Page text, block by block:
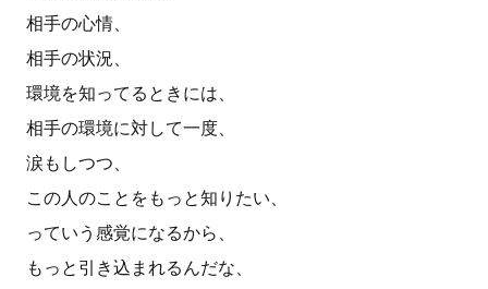
相手の心情、
相手の状況、
環境を知ってるときには、
相手の環境に対して一度、
涙もしつつ、
この人のことをもっと知りたい、
っていう感覚になるから、
もっと引き込まれるんだな、